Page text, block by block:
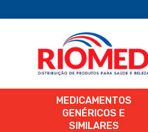
MEDICAMENTOS
GENÉRICOS E
SIMILARES